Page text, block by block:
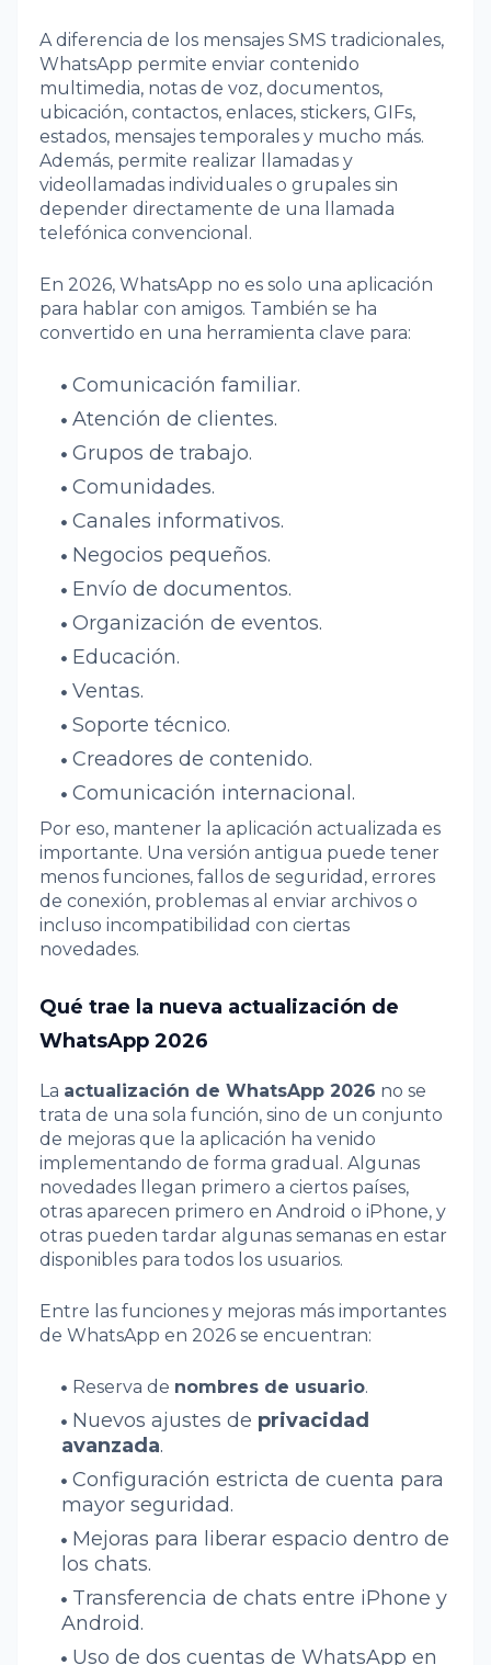
A diferencia de los mensajes SMS tradicionales,
WhatsApp permite enviar contenido
multimedia, notas de voz, documentos,
ubicación, contactos, enlaces, stickers, GIFs,
estados, mensajes temporales y mucho más.
Además, permite realizar llamadas y
videollamadas individuales o grupales sin
depender directamente de una llamada
telefónica convencional.
En 2026, WhatsApp no es solo una aplicación
para hablar con amigos. También se ha
convertido en una herramienta clave para:
Comunicación familiar.
Atención de clientes.
Grupos de trabajo.
Comunidades.
Canales informativos.
Negocios pequeños.
Envío de documentos.
Organización de eventos.
Educación.
Ventas.
Soporte técnico.
Creadores de contenido.
Comunicación internacional.
Por eso, mantener la aplicación actualizada es
importante. Una versión antigua puede tener
menos funciones, fallos de seguridad, errores
de conexión, problemas al enviar archivos o
incluso incompatibilidad con ciertas
novedades.
Qué trae la nueva actualización de
WhatsApp 2026
La actualización de WhatsApp 2026 no se
trata de una sola función, sino de un conjunto
de mejoras que la aplicación ha venido
implementando de forma gradual. Algunas
novedades llegan primero a ciertos países,
otras aparecen primero en Android o iPhone, y
otras pueden tardar algunas semanas en estar
disponibles para todos los usuarios.
Entre las funciones y mejoras más importantes
de WhatsApp en 2026 se encuentran:
Reserva de nombres de usuario.
Nuevos ajustes de privacidad
avanzada.
Configuración estricta de cuenta para
mayor seguridad.
Mejoras para liberar espacio dentro de
los chats.
Transferencia de chats entre iPhone y
Android.
Uso de dos cuentas de WhatsApp en